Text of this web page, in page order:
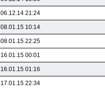
06.12.14 21:24
08.01.15 10:14
08.01.15 22:25
16.01.15 00:01
16.01.15 01:16
17.01.15 22:34